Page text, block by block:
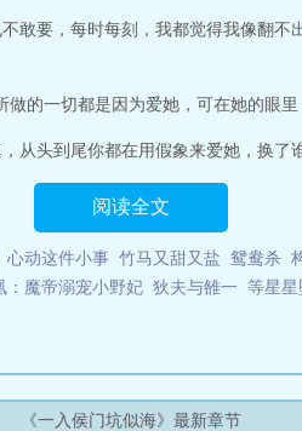
敢要，每时每刻，我都觉得我像翻
的一切都是因为爱她，可在她的眼里
从头到尾你都在用假象来爱她，换
阅读全文
心动这件小事 竹马又甜又盐 鸳鸯杀
：魔帝溺宠小野妃 狄夫与雒一 等星星
《一入侯门坑似海》最新章节